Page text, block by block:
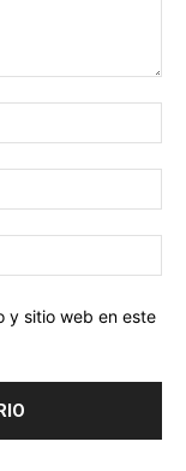
y sitio web en este